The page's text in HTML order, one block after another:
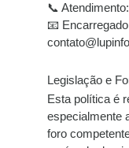
📞 Atendimento:
📧
Legislação e
Esta política é
especialmente
foro